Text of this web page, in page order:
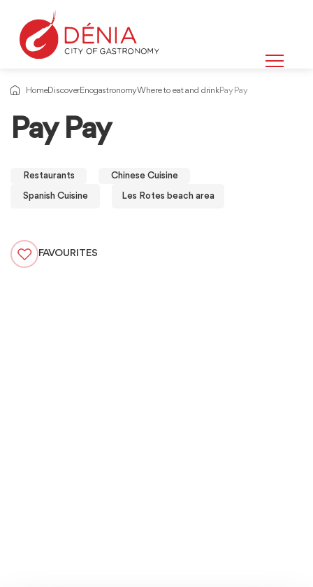
HomeDiscoverEnogastronomyWhere to eat and drinkPay Pay
Pay Pay
Restaurants Chinese Cuisine
Spanish Cuisine Les Rotes beach area
FAVOURITES